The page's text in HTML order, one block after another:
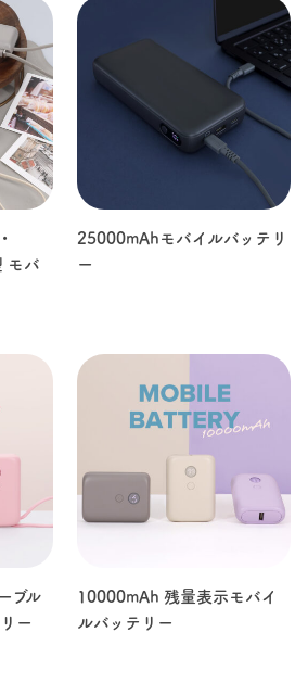
モバ
25000mAhモバイルバッテリ
ー
ブル
ー
10000mAh 残量表示モバイ
ルバッテリー